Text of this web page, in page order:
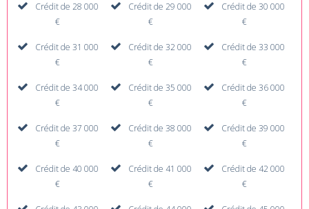
Crédit de 28 000
€
Crédit de 29 000
€
Crédit de 30 000
€
Crédit de 31 000
€
Crédit de 32 000
€
Crédit de 33 000
€
Crédit de 34 000
€
Crédit de 35 000
€
Crédit de 36 000
€
Crédit de 37 000
€
Crédit de 38 000
€
Crédit de 39 000
€
Crédit de 40 000
€
Crédit de 41 000
€
Crédit de 42 000
€